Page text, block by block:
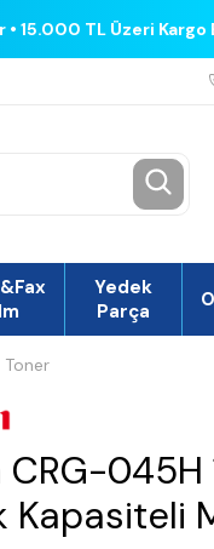
15.000 TL Üzeri Kargo
Yedek
Parça
Toner
045H
Kapasiteli